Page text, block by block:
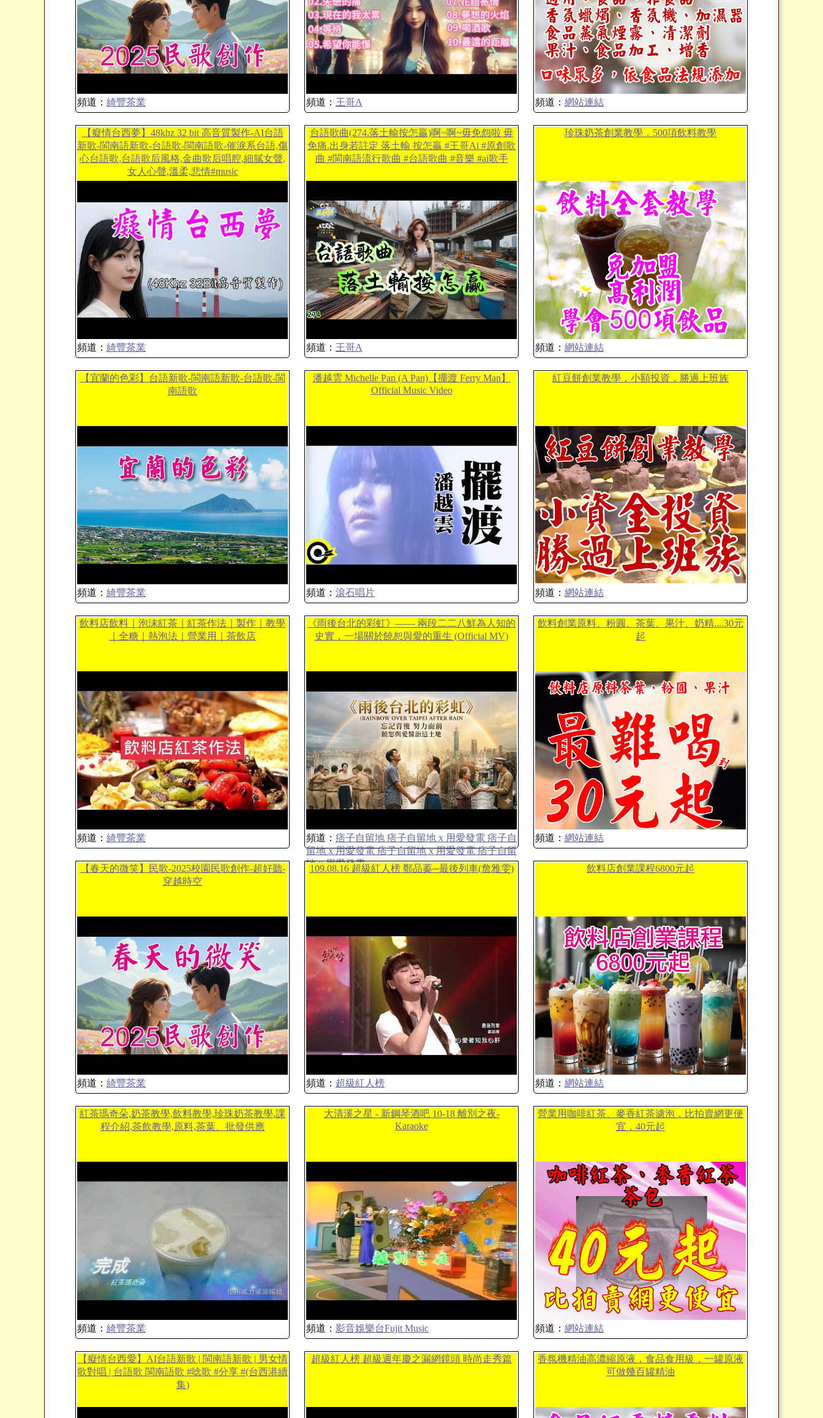
頻道： 綺豐茶業 頻道： 王哥A 頻道： 網站連結
【癡情台西夢】48khz 32 bit 高音質製作-AI台語
新歌-閩南語新歌-台語歌-閩南語歌-催淚系台語,傷
心台語歌,台語歌后風格,金曲歌后唱腔,細膩女聲,
女人心聲,溫柔,悲情#music
頻道： 綺豐茶業
台語歌曲(274.落土輸按怎贏)啊~啊~毋免怨啦 毋
免痛.出身若註定 落土輸 按怎贏 #王哥Ai #原創歌
曲 #閩南語流行歌曲 #台語歌曲 #音樂 #ai歌手
頻道： 王哥A
珍珠奶茶創業教學，500項飲料教學
頻道： 網站連結
【宜蘭的色彩】台語新歌-閩南語新歌-台語歌-閩
南語歌
頻道： 綺豐茶業
潘越雲 Michelle Pan (A Pan)【擺渡 Ferry Man】
Official Music Video
頻道： 滾石唱片
紅豆餅創業教學，小額投資，勝過上班族
頻道： 網站連結
飲料店飲料｜泡沫紅茶｜紅茶作法｜製作｜教學
｜全糖｜熱泡法｜營業用｜茶飲店
頻道： 綺豐茶業
《雨後台北的彩虹》—— 兩段二二八鮮為人知的
史實，一場關於饒恕與愛的重生 (Official MV)
頻道： 痞子自留地 痞子自留地 x 用愛發電 痞子自
留地 x 用愛發電 痞子自留地 x 用愛發電 痞子自留
地 x 用愛發電
飲料創業原料、粉圓、茶葉、果汁、奶精....30元
起
頻道： 網站連結
【春天的微笑】民歌-2025校園民歌創作-超好聽-
穿越時空
頻道： 綺豐茶業
109.08.16 超級紅人榜 鄭品蓁─最後列車(詹雅雯)
頻道： 超級紅人榜
飲料店創業課程6800元起
頻道： 網站連結
紅茶瑪奇朵,奶茶教學,飲料教學,珍珠奶茶教學,課
程介紹,茶飲教學,原料,茶葉、批發供應
頻道： 綺豐茶業
大清溪之星 - 新鋼琴酒吧 10-18 離別之夜-
Karaoke
頻道： 影音娛樂台Fujit Music
營業用咖啡紅茶、麥香紅茶濾泡，比拍賣網更便
宜，40元起
頻道： 網站連結
【癡情台西愛】AI台語新歌 | 閩南語新歌 | 男女情
歌對唱 | 台語歌 閩南語歌 #唸歌 #分享 #(台西港續
集)
超級紅人榜 超級週年慶之漏網鏡頭 時尚走秀篇
香氛機精油高濃縮原液，食品食用級，一罐原液
可做幾百罐精油